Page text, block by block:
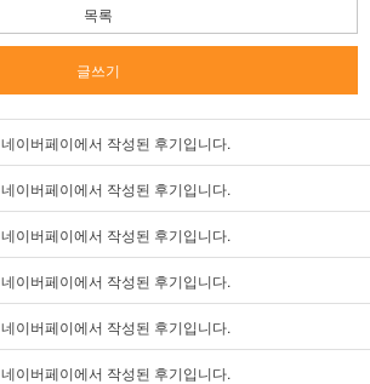
목록
글쓰기
네이버페이에서 작성된 후기입니다.
네이버페이에서 작성된 후기입니다.
네이버페이에서 작성된 후기입니다.
네이버페이에서 작성된 후기입니다.
네이버페이에서 작성된 후기입니다.
네이버페이에서 작성된 후기입니다.